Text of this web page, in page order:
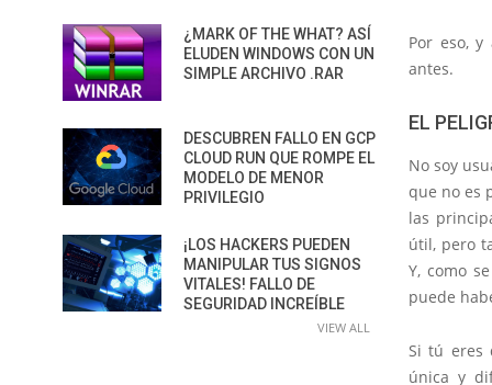
Por eso,
antes.
EL
No soy
que no es
las
útil, pero
Y, como
puede
Si tú eres
única y
¿MARK OF THE WHAT? ASÍ
ELUDEN WINDOWS CON UN
SIMPLE ARCHIVO .RAR
DESCUBREN FALLO EN GCP
CLOUD RUN QUE ROMPE EL
MODELO DE MENOR
PRIVILEGIO
¡LOS HACKERS PUEDEN
MANIPULAR TUS SIGNOS
VITALES! FALLO DE
SEGURIDAD INCREÍBLE
VIEW ALL